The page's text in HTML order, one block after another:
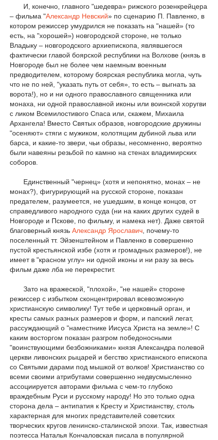
И, конечно, главного "шедевра» рижского розенкрейцера
– фильма "Александр Невский» по сценарию П. Павленко, в
котором режиссер умудрился не показать на "нашей» (то
есть, на "хорошей») новгородской стороне, не только
Владыку – новгородского архиепископа, являвшегося
фактически главой боярской республики на Волхове (князь в
Новгороде был не более чем наемным военным
предводителем, которому боярская республика могла, чуть
что не по ней, "указать путь от себя», то есть – выгнать за
ворота!), но и ни одного православного священника или
монаха, ни одной православной иконы или воинской хоругви
с ликом Всемилостивого Спаса или, скажем, Михаила
Архангела! Вместо Святых образов, новгородские дружины
"осеняют» стяги с мужиком, колотящим дубиной льва или
барса, и какие-то звери, чьи образы, несомненно, вероятно
были навеяны резьбой по камню на стенах владимирских
соборов.
Единственный "чернец» (хотя и непонятно, монах – не
монах?), фигурирующий на русской стороне, показан
предателем, разумеется, не ушедшим, в конце концов, от
справедливого народного суда (ни на каких других судей в
Новгороде и Пскове, по фильму, и намека нет). Даже святой
благоверный князь Александр Ярославич, почему-то
поселенный тт. Эйзенштейном и Павленко в совершенно
пустой крестьянской избе (хотя и громадных размеров!), не
имеет в "красном углу» ни одной иконы и ни разу за весь
фильм даже лба не перекрестит.
Зато на вражеской, "плохой», "не нашей» стороне
режиссер с избытком сконцентрировал всевозможную
христианскую символику! Тут тебе и церковный орган, и
кресты самых разных размеров и форм, и папский легат,
рассуждающий о "наместнике Иисуса Христа на земле»! С
каким восторгом показан разгром победоносными
"воинствующими безбожниками» князя Александра полевой
церкви ливонских рыцарей и бегство христианского епископа
со Святыми дарами под мышкой от волков! Христианство со
всеми своими атрибутами совершенно недвусмысленно
ассоциируется авторами фильма с чем-то глубоко
враждебным Руси и русскому народу! Но это только одна
сторона дела – антипатия к Кресту и Христианству, столь
характерная для многих представителей советских
творческих кругов ленинско-сталинской эпохи. Так, известная
поэтесса Наталья Кончаловская писала в популярной